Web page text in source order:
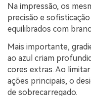
Na impressão, os
precisão e
equilibrados com
Mais importante,
ao azul criam
cores extras. Ao
ações principais, o
de sobrecarregado.